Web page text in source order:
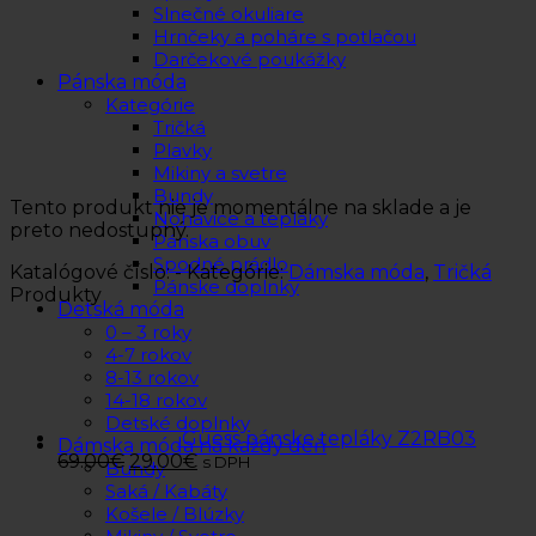
Slnečné okuliare
Hrnčeky a poháre s potlačou
Darčekové poukážky
Pánska móda
Kategórie
Tričká
Plavky
Mikiny a svetre
Bundy
Nohavice a tepláky
Pánska obuv
Spodné prádlo
Pánske doplnky
Detská móda
0 – 3 roky
4-7 rokov
8-13 rokov
14-18 rokov
Detské doplnky
Dámska móda na každý deň
Bundy
Saká / Kabáty
Košele / Blúzky
Tento produkt nie je momentálne na sklade a je
preto nedostupný.
Katalógové číslo:- Kategórie:Dámska móda, Tričká
Produkty
Guess pánske tepláky Z2RB03
69.00€ 29.00€ s DPH